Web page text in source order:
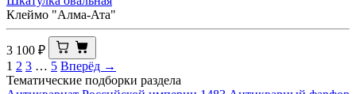
Клеймо "Алма-Ата"
3 100 ₽
1 2 3 … 5 Вперёд →
Тематические подборки раздела